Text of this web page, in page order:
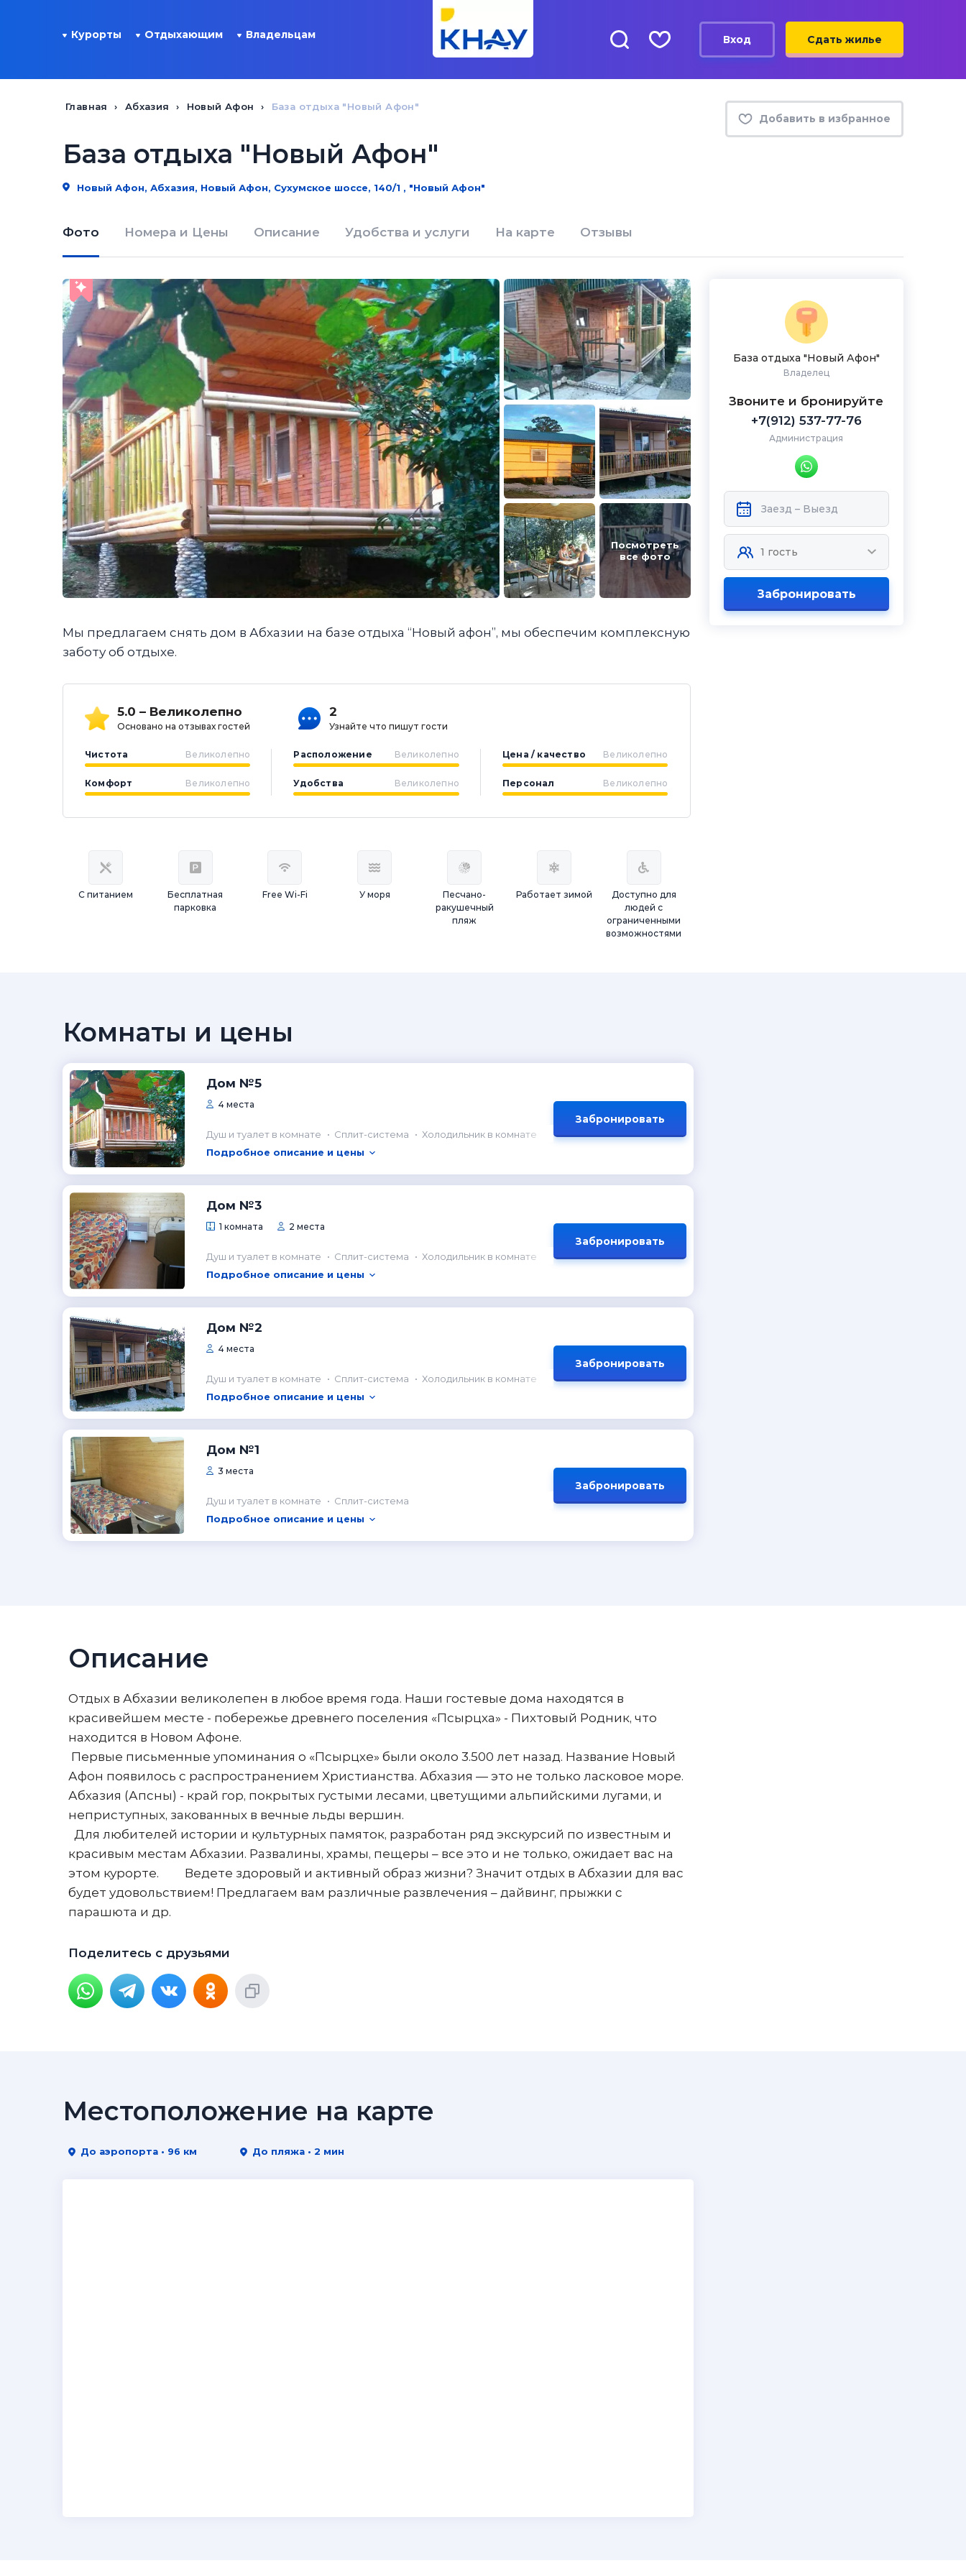
Курорты Отдыхающим Владельцам Вход Сдать жилье
Главная Абхазия Новый Афон База отдыха "Новый Афон"
Добавить в избранное
База отдыха "Новый Афон"
Новый Афон, Абхазия, Новый Афон, Сухумское шоссе, 140/1 , "Новый Афон"
Фото Номера и Цены Описание Удобства и услуги На карте Отзывы
Посмотреть
все фото
База отдыха "Новый Афон"
Владелец
Звоните и бронируйте
+7(912) 537-77-76
Администрация
Забронировать
Мы предлагаем снять дом в Абхазии на базе отдыха “Новый афон”, мы обеспечим комплексную
заботу об отдыхе.
5.0 – Великолепно
Основано на отзывах гостей
2
Узнайте что пишут гости
Чистота Великолепно
Комфорт Великолепно
Расположение Великолепно
Удобства Великолепно
Цена / качество Великолепно
Персонал Великолепно
С питанием
Бесплатная
парковка
Free Wi-Fi У моря
Песчано-
ракушечный
пляж
Работает зимой
Доступно для
людей с
ограниченными
возможностями
Комнаты и цены
Дом №5
4 места
Душ и туалет в комнате Сплит-система
Холодильник в комнате
Подробное описание и цены
Забронировать
Дом №3
1 комната 2 места
Душ и туалет в комнате Сплит-система
Холодильник в комнате
Подробное описание и цены
Забронировать
Дом №2
4 места
Душ и туалет в комнате Сплит-система
Холодильник в комнате
Подробное описание и цены
Забронировать
Дом №1
3 места
Душ и туалет в комнате
Сплит-система
Подробное описание и цены
Забронировать
Описание
Отдых в Абхазии великолепен в любое время года. Наши гостевые дома находятся в
красивейшем месте - побережье древнего поселения «Псырцха» - Пихтовый Родник, что
находится в Новом Афоне.
Первые письменные упоминания о «Псырцхе» были около 3.500 лет назад. Название Новый
Афон появилось с распространением Христианства. Абхазия — это не только ласковое море.
Абхазия (Апсны) - край гор, покрытых густыми лесами, цветущими альпийскими лугами, и
неприступных, закованных в вечные льды вершин.
Для любителей истории и культурных памяток, разработан ряд экскурсий по известным и
красивым местам Абхазии. Развалины, храмы, пещеры – все это и не только, ожидает вас на
этом курорте. Ведете здоровый и активный образ жизни? Значит отдых в Абхазии для вас
будет удовольствием! Предлагаем вам различные развлечения – дайвинг, прыжки с
парашюта и др.
Поделитесь с друзьями
Местоположение на карте
До аэропорта • 96 км До пляжа • 2 мин